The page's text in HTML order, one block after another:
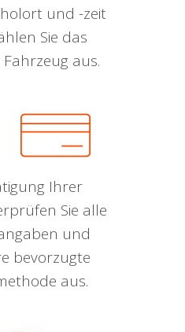
und -zeit
Sie das
aus.
Ihrer
Sie alle
und
bevorzugte
aus.